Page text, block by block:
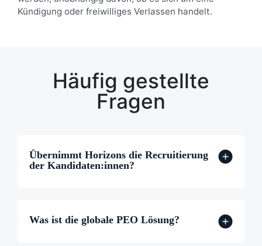
Kündigung oder freiwilliges Verlassen handelt.
Häufig gestellte
Fragen
Übernimmt Horizons die Recruitierung
der Kandidaten:innen?
Was ist die globale PEO Lösung?